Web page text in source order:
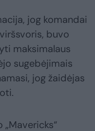
jog komandai
buvo
maksimalaus
sugebėjimais
jog žaidėjas